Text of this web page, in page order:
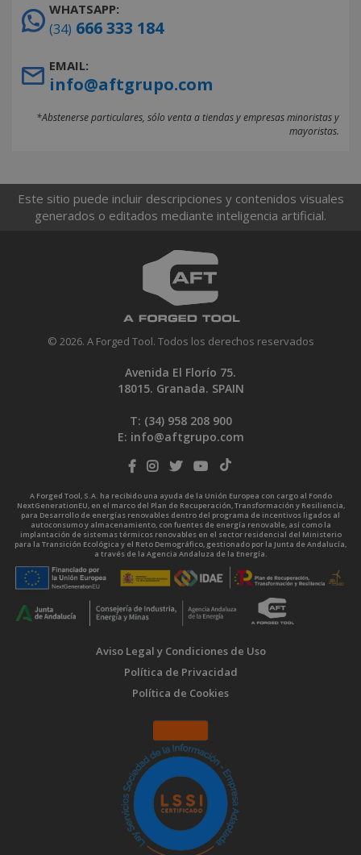
WHATSAPP:
(34) 666 333 184
EMAIL:
info@aftgrupo.com
*Abstenerse particulares, sólo venta a tiendas y empresas minoristas y
mayoristas.
Este sitio puede incluir descripciones y contenidos visuales
generados o editados mediante inteligencia artificial.
© 2026. A Forged Tool. Todos los derechos reservados
Avenida El Florío 75.
18015. Granada. SPAIN
T: (34) 958 208 900
E: info@aftgrupo.com
A Forged Tool, S.A. ha recibido una ayuda de la Unión Europea con cargo al Fondo
NextGenerationEU, en el marco del Plan de Recuperación, Transformación y Resiliencia,
para Desarrollo de energías renovables dentro del programa de incentivos ligados al
autoconsumo y almacenamiento, con fuentes de energía renovable, así como la
implantación de sistemas térmicos renovables en el sector residencial del Ministerio
para la Transición Ecológica y el Reto Demográfico, gestionado por la Junta de Andalucía,
a través de la Agencia Andaluza de la Energía.
Aviso Legal y Condiciones de Uso
Política de Privacidad
Política de Cookies